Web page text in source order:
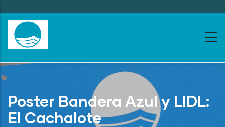
to
main
content
Poster Bandera Azul y LIDL:
El Cachalote